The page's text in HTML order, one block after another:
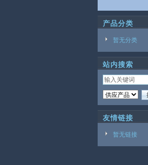
产品分类
暂无分类
站内搜索
友情链接
暂无链接